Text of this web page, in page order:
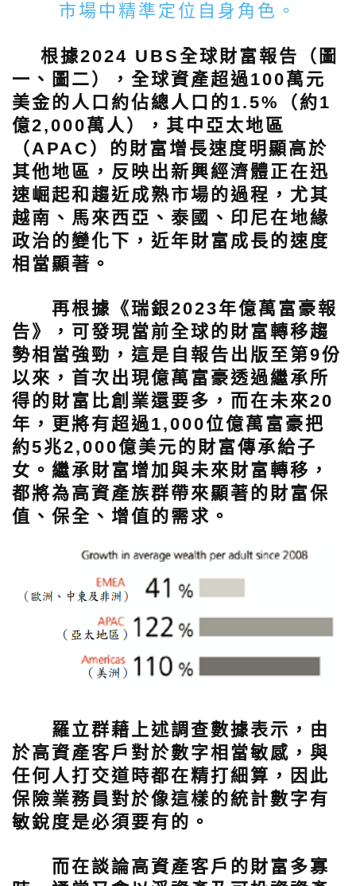
市場中精準定位自身角色。
根據2024 UBS全球財富報告（圖
一、圖二），全球資產超過100萬元
美金的人口約佔總人口的1.5%（約1
億2,000萬人），其中亞太地區
（APAC）的財富增長速度明顯高於
其他地區，反映出新興經濟體正在迅
速崛起和趨近成熟市場的過程，尤其
越南、馬來西亞、泰國、印尼在地緣
政治的變化下，近年財富成長的速度
相當顯著。
再根據《瑞銀2023年億萬富豪報
告》，可發現當前全球的財富轉移趨
勢相當強勁，這是自報告出版至第9份
以來，首次出現億萬富豪透過繼承所
得的財富比創業還要多，而在未來20
年，更將有超過1,000位億萬富豪把
約5兆2,000億美元的財富傳承給子
女。繼承財富增加與未來財富轉移，
都將為高資產族群帶來顯著的財富保
值、保全、增值的需求。
羅立群藉上述調查數據表示，由
於高資產客戶對於數字相當敏感，與
任何人打交道時都在精打細算，因此
保險業務員對於像這樣的統計數字有
敏銳度是必須要有的。
而在談論高資產客戶的財富多寡